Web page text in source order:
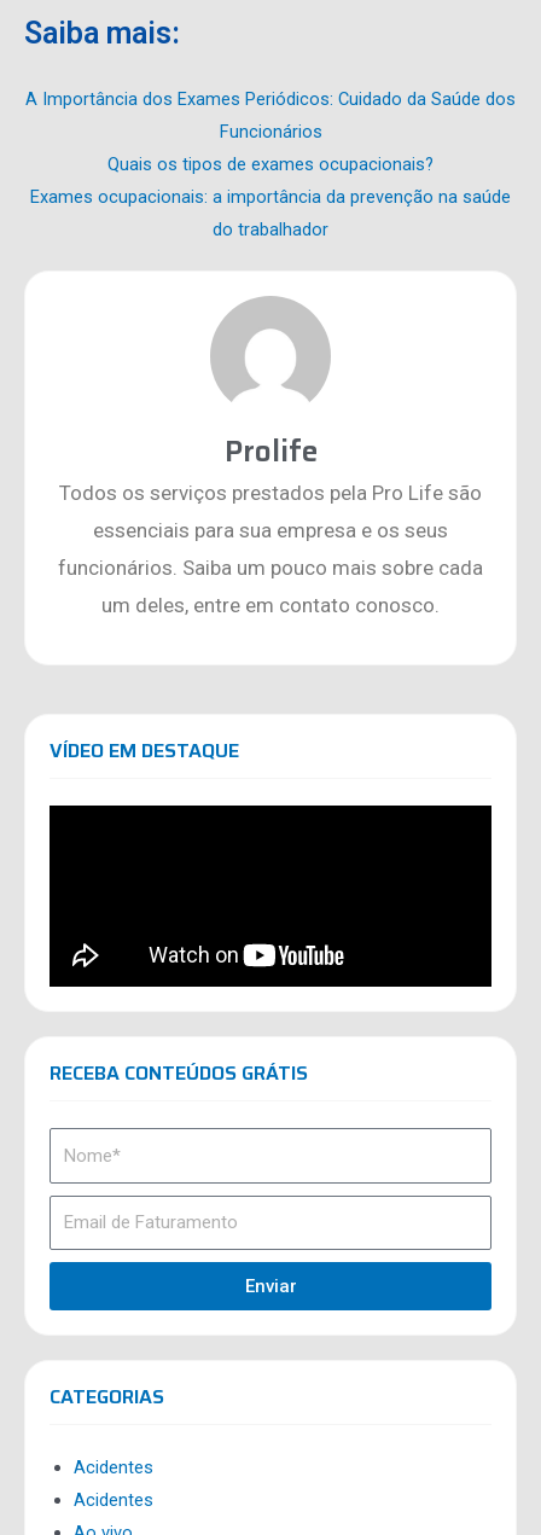
Saiba mais:
A Importância dos Exames Periódicos: Cuidado da Saúde dos
Funcionários
Quais os tipos de exames ocupacionais?
Exames ocupacionais: a importância da prevenção na saúde
do trabalhador
Prolife
Todos os serviços prestados pela Pro Life são
essenciais para sua empresa e os seus
funcionários. Saiba um pouco mais sobre cada
um deles, entre em contato conosco.
VÍDEO EM DESTAQUE
RECEBA CONTEÚDOS GRÁTIS
Enviar
CATEGORIAS
Acidentes
Acidentes